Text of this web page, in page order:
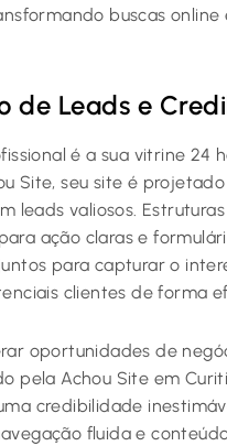
buscas online
de Leads e
é a sua vitrine 24
Site, seu site é
leads valiosos.
ação claras e
para capturar o
clientes de forma
oportunidades de
pela Achou Site em
credibilidade
fluida e